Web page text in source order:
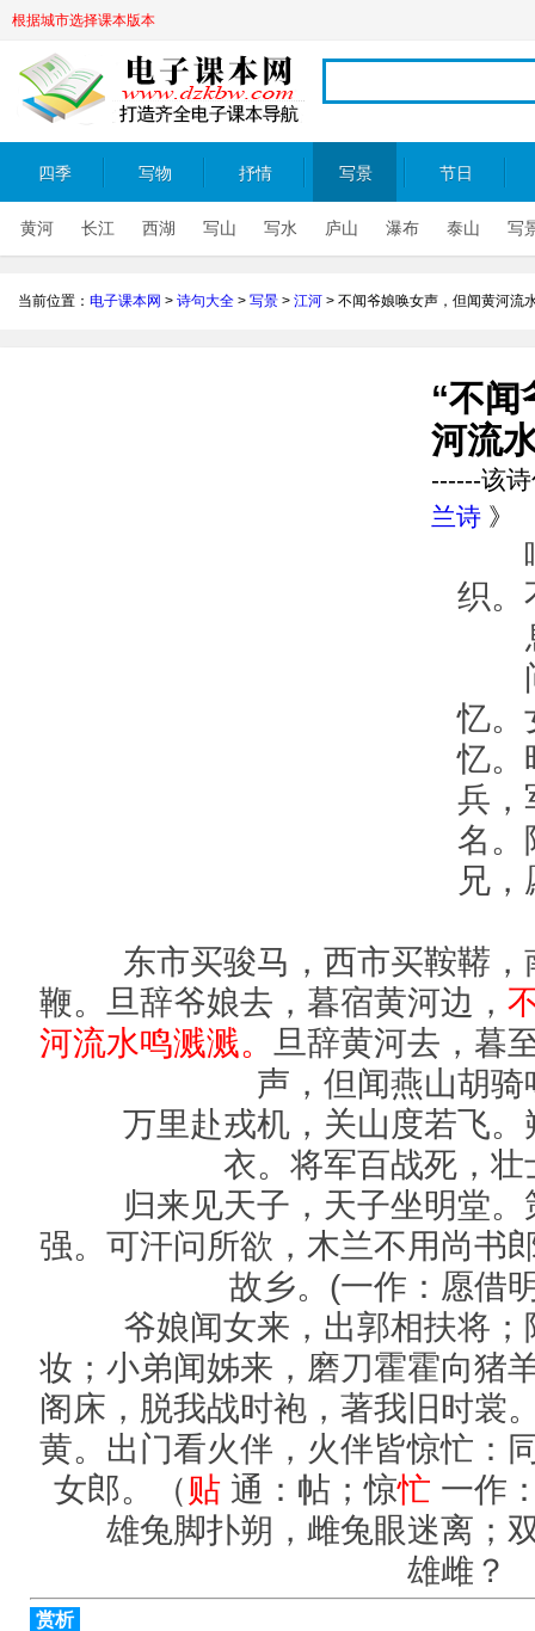
根据城市选择课本版本
四季 写物 抒情 写景 节日
黄河 长江 西湖 写山 写水 庐山 瀑布 泰山 写
当前位置： 电子课本网 > 诗句大全 > 写景 > 江河 > 不闻爷娘唤女声，但闻黄河流
“不闻
河流
------该
兰诗 》
唧
织。
问
忆。
忆。
兵，
名。
兄
东市买骏马，西市买鞍鞯，
鞭。旦辞爷娘去，暮宿黄河边，
河流水鸣溅溅。 旦辞黄河去，暮
声，但闻燕山胡骑
万里赴戎机，关山度若飞。
衣。将军百战死，壮
归来见天子，天子坐明堂。
强。可汗问所欲，木兰不用尚书
故乡。(一作：愿借
爷娘闻女来，出郭相扶将；
妆；小弟闻姊来，磨刀霍霍向猪
阁床，脱我战时袍，著我旧时裳
黄。出门看火伴，火伴皆惊忙：
女郎。（贴通：帖；惊忙 一作
雄兔脚扑朔，雌兔眼迷离；双
雄雌？
赏析